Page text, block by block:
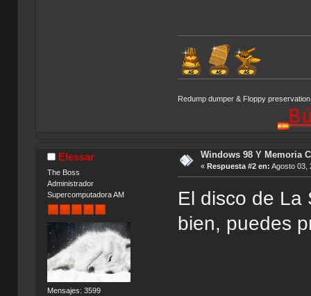
Redump dumper & Floppy preservation
Elessar
The Boss
Administrador
Supercomputadora AM
Mensajes: 3599
Windows 98 Y Memoria
« Respuesta #2 en: Agosto 03,
El disco de La
bien, puedes